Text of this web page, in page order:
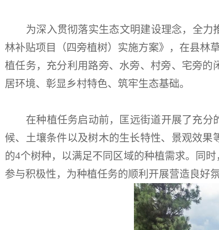
为深入贯彻落实生态文明建设理念， 全力
林补贴项目（四旁植树）实施方案》，在县林
植任务，充分利用路旁、水旁、村旁、宅旁
居环境、彰显乡村特色、筑牢生态基础。
在种植任务启动前，匡远街道开展了充
候、土壤条件以及树木的生长特性、景观效
的4个树种，以满足不同区域的种植需求。同
参与积极性，为种植任务的顺利开展营造良好